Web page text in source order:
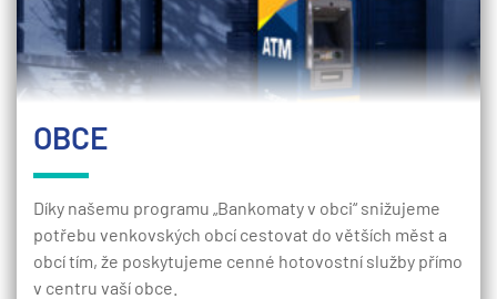
OBCE
Díky našemu programu „Bankomaty v obci“ snižujeme
potřebu venkovských obcí cestovat do větších měst a
obcí tím, že poskytujeme cenné hotovostní služby přímo
v centru vaší obce.